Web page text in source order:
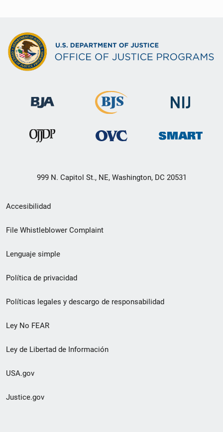
999 N. Capitol St., NE, Washington, DC 20531
Menú
de
de
pie
de
página
Accesibilidad
File Whistleblower Complaint
Lenguaje simple
Política de privacidad
Políticas legales y descargo de responsabilidad
Ley No FEAR
Ley de Libertad de Información
USA.gov
Justice.gov